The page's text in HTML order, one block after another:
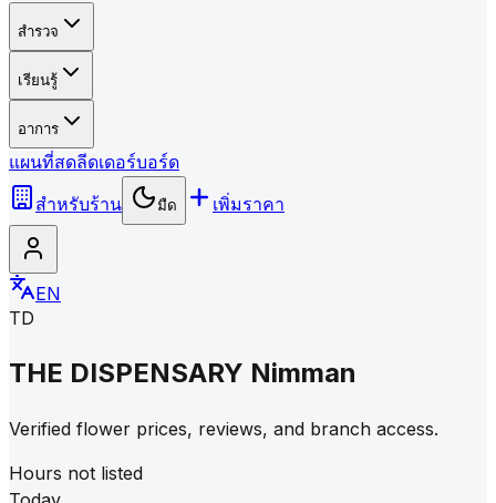
สำรวจ
เรียนรู้
อาการ
แผนที่สดลีดเดอร์บอร์ด
สำหรับร้าน
มืด เพิ่มราคา
EN
TD
THE DISPENSARY Nimman
Verified flower prices, reviews, and branch access.
Hours not listed